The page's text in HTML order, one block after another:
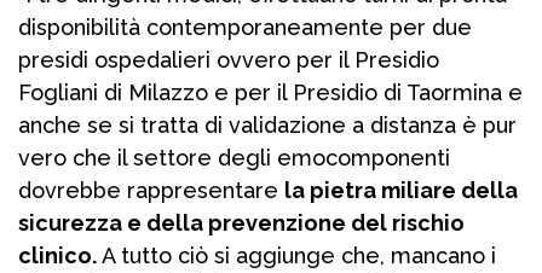
disponibilità contemporaneamente per due
presidi ospedalieri ovvero per il Presidio
Fogliani di Milazzo e per il Presidio di Taormina e
anche se si tratta di validazione a distanza è pur
vero che il settore degli emocomponenti
dovrebbe rappresentare la pietra miliare della
sicurezza e della prevenzione del rischio
clinico.A tutto ciò si aggiunge che, mancano i